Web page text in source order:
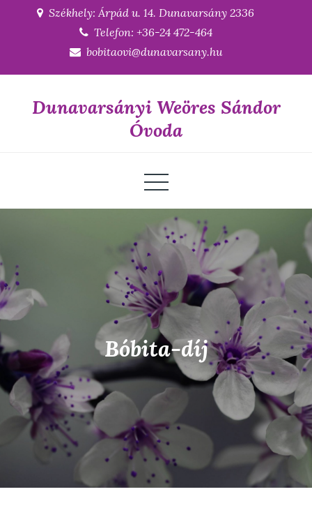
Székhely: Árpád u. 14. Dunavarsány 2336
Telefon: +36-24 472-464
bobitaovi@dunavarsany.hu
Dunavarsányi Weöres Sándor
Óvoda
Bóbita-díj